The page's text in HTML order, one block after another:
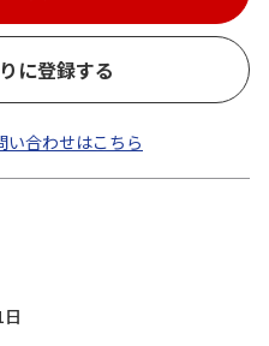
に登録する
い合わせはこちら